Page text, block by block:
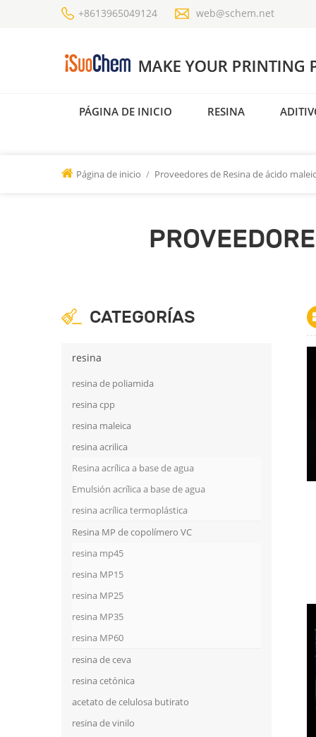
+8613965049124 web@schem.net
PÁGINA DE INICIO RESINA
Página de inicio / Proveedores de Resina de ácido
CATEGORÍAS
resina
resina de poliamida
resina cpp
resina maleica
resina acrilica
Resina acrílica a base de agua
Emulsión acrílica a base de agua
resina acrílica termoplástica
Resina MP de copolímero VC
resina mp45
resina MP15
resina MP25
resina MP35
resina MP60
resina de ceva
resina cetónica
acetato de celulosa butirato
resina de vinilo